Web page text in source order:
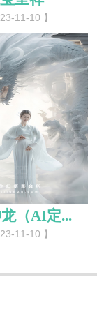
11-10 】
（AI定...
11-10 】